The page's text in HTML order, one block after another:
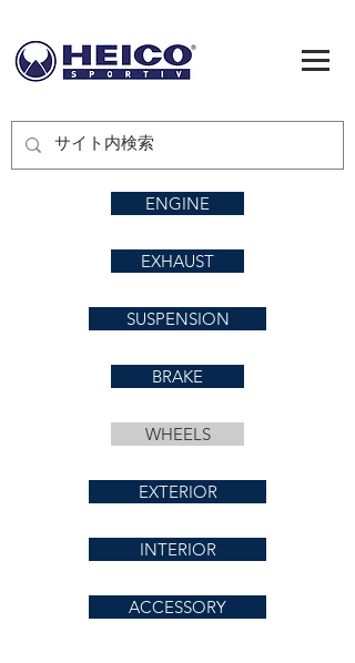
ENGINE
EXHAUST
SUSPENSION
BRAKE
WHEELS
EXTERIOR
INTERIOR
ACCESSORY